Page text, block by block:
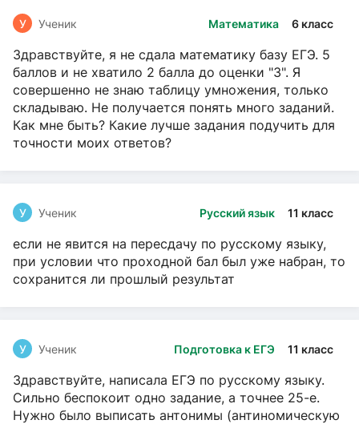
Математика 6 класс
У Ученик
Здравствуйте, я не сдала математику базу ЕГЭ. 5
баллов и не хватило 2 балла до оценки "3". Я
совершенно не знаю таблицу умножения, только
складываю. Не получается понять много заданий.
Как мне быть? Какие лучше задания подучить для
точности моих ответов?
Русский язык 11 класс
У Ученик
если не явится на пересдачу по русскому языку,
при условии что проходной бал был уже набран, то
сохранится ли прошлый результат
Подготовка к ЕГЭ 11 класс
У Ученик
Здравствуйте, написала ЕГЭ по русскому языку.
Сильно беспокоит одно задание, а точнее 25-е.
Нужно было выписать антонимы (антиномическую